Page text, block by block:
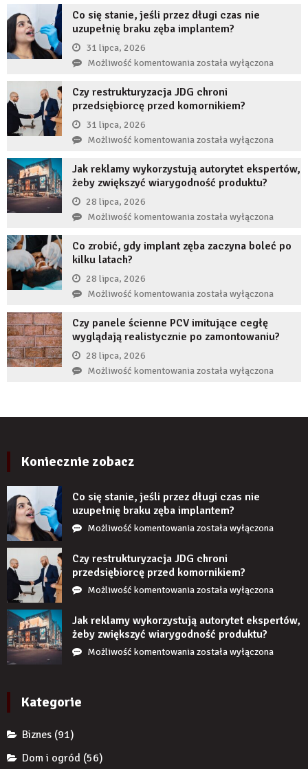
Co się stanie, jeśli przez długi czas nie
uzupełnię braku zęba implantem?
31 lipca, 2026
Możliwość komentowaniaCo
stanie,
jeśli
długi
uzupełnię
implantem?
została wyłączona
Czy restrukturyzacja JDG chroni
przedsiębiorcę przed komornikiem?
31 lipca, 2026
Możliwość komentowaniaCzy
JDG
chroni
przed
komornikiem?
została wyłączona
Jak reklamy wykorzystują autorytet ekspertów,
żeby zwiększyć wiarygodność produktu?
28 lipca, 2026
Możliwość komentowaniaJak
wykorzystują
żeby
zwiększyć
wiarygodność
produktu?
została wyłączona
Co zrobić, gdy implant zęba zaczyna boleć po
kilku latach?
28 lipca, 2026
Możliwość komentowaniaCo
gdy
implant
zaczyna
została wyłączona
Czy panele ścienne PCV imitujące cegłę
wyglądają realistycznie po zamontowaniu?
28 lipca, 2026
Możliwość komentowaniaCzy
zamontowaniu?
została wyłączona
Koniecznie zobacz
Co się stanie, jeśli przez długi czas nie
uzupełnię braku zęba implantem?
Możliwość komentowaniaCo
stanie,
jeśli
przez
czas
nie
uzupełnię
braku
została wyłączona
Czy restrukturyzacja JDG chroni
przedsiębiorcę przed komornikiem?
Możliwość komentowaniaCzy
JDG
chroni
przedsiębiorcę
została wyłączona
Jak reklamy wykorzystują autorytet ekspertów,
żeby zwiększyć wiarygodność produktu?
Możliwość komentowaniaJak
została wyłączona
Kategorie
Biznes (91)
Dom i ogród (56)